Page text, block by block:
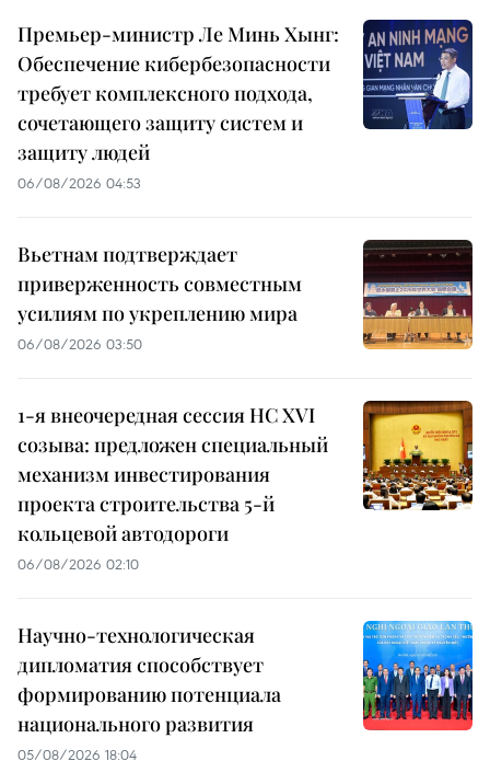
Премьер-министр Ле Минь Хынг:
Обеспечение кибербезопасности
требует комплексного подхода,
сочетающего защиту систем и
защиту людей
06/08/2026 04:53
Вьетнам подтверждает
приверженность совместным
усилиям по укреплению мира
06/08/2026 03:50
1-я внеочередная сессия НС XVI
созыва: предложен специальный
механизм инвестирования
проекта строительства 5-й
кольцевой автодороги
06/08/2026 02:10
Научно-технологическая
дипломатия способствует
формированию потенциала
национального развития
05/08/2026 18:04